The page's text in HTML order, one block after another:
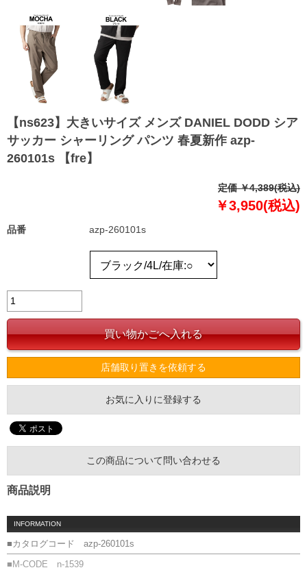
【ns623】大きいサイズ メンズ DANIEL DODD シア
サッカー シャーリング パンツ 春夏新作 azp-
260101s 【fre】
定価 ￥4,389(税込)
￥3,950(税込)
品番 azp-260101s
店舗取り置きを依頼する
お気に入りに登録する
この商品について問い合わせる
商品説明
INFORMATION
■カタログコード azp-260101s
■M-CODE n-1539